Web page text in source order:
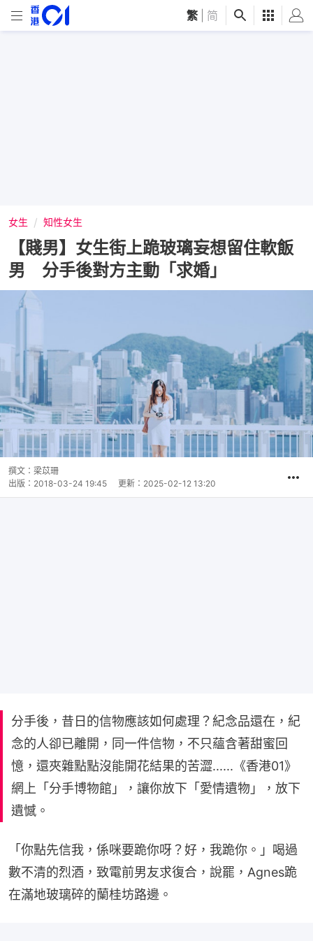
繁 简
女生 知性女生
【賤男】女生街上跪玻璃妄想留住軟飯
男 分手後對方主動「求婚」
撰文： 梁苡珊
出版： 2018-03-24 19:45 更新： 2025-02-12 13:20
分手後，昔日的信物應該如何處理？紀念品還在，紀
念的人卻已離開，同一件信物，不只蘊含著甜蜜回
憶，還夾雜點點沒能開花結果的苦澀......《香港01》
網上「分手博物館」，讓你放下「愛情遺物」，放下
遺憾。
「你點先信我，係咪要跪你呀？好，我跪你。」喝過
數不清的烈酒，致電前男友求復合，說罷，Agnes跪
在滿地玻璃碎的蘭桂坊路邊。